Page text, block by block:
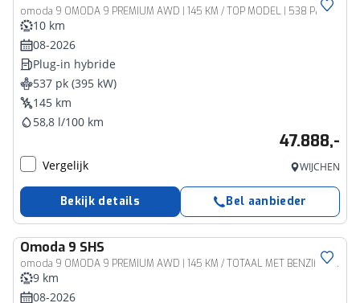
omoda 9 OMODA 9 PREMIUM AWD | 145 KM / TOP MODEL | 538 PK | MAT ZWART 4WD 4X4
10 km
08-2026
Plug-in hybride
537 pk (395 kW)
145 km
58,8 l/100 km
47.888,-
Vergelijk WIJCHEN
Bekijk details Bel aanbieder
Omoda 9 SHS
omoda 9 OMODA 9 PREMIUM AWD | 145 KM / TOTAAL MET BENZINE 1000KM ELEKTRISCH | 538 PK | MAT ZWART 4WD 4X4
9 km
08-2026